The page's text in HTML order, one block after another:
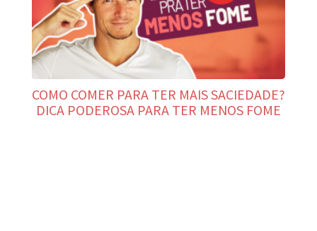
COMO COMER PARA TER MAIS SACIEDADE?
DICA PODEROSA PARA TER MENOS FOME